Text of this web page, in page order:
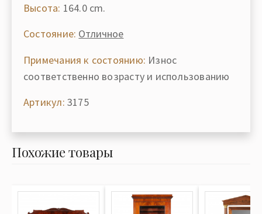
Высота: 164.0 cm.
Состояние: Отличное
Примечания к состоянию: Износ
соответственно возрасту и использованию
Артикул: 3175
Похожие товары